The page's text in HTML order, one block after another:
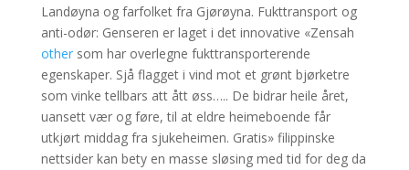
Landøyna og farfolket fra Gjørøyna. Fukttransport og
anti-odør: Genseren er laget i det innovative «Zensah
othersom har overlegne fukttransporterende
egenskaper. Sjå flagget i vind mot et grønt bjørketre
som vinke tellbars att ått øss….. De bidrar heile året,
uansett vær og føre, til at eldre heimeboende får
utkjørt middag fra sjukeheimen. Gratis» filippinske
nettsider kan bety en masse sløsing med tid for deg da